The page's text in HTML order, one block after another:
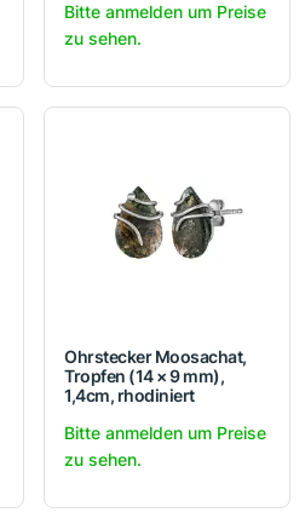
Bitte anmelden um Preise
zu sehen.
Ohrstecker Moosachat,
Tropfen (14 × 9 mm),
1,4cm, rhodiniert
Bitte anmelden um Preise
zu sehen.